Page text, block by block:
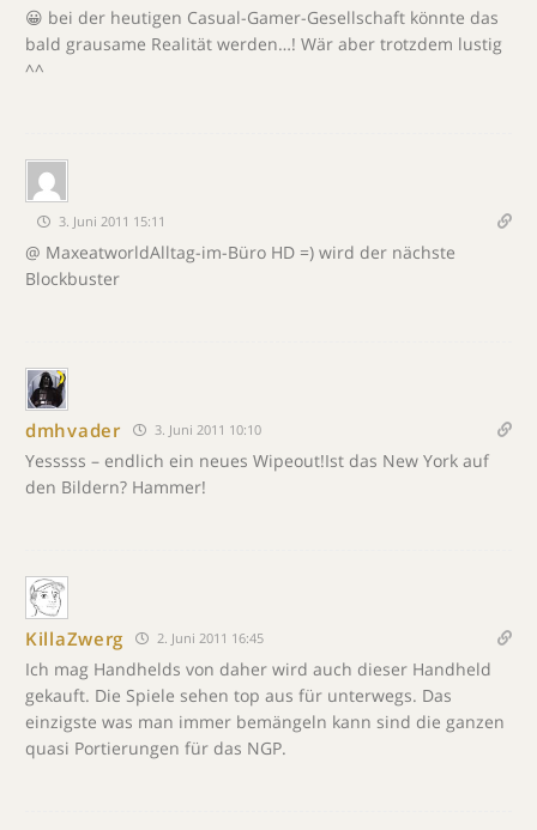
😀 bei der heutigen Casual-Gamer-Gesellschaft könnte das
bald grausame Realität werden…! Wär aber trotzdem lustig
^^
3. Juni 2011 15:11
@ MaxeatworldAlltag-im-Büro HD =) wird der nächste
Blockbuster
dmhvader 3. Juni 2011 10:10
Yesssss – endlich ein neues Wipeout!Ist das New York auf
den Bildern? Hammer!
KillaZwerg 2. Juni 2011 16:45
Ich mag Handhelds von daher wird auch dieser Handheld
gekauft. Die Spiele sehen top aus für unterwegs. Das
einzigste was man immer bemängeln kann sind die ganzen
quasi Portierungen für das NGP.